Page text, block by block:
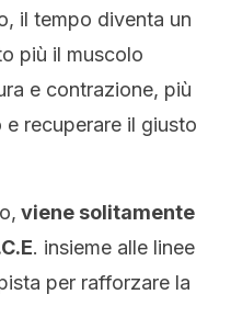
il tempo diventa un
più il muscolo
e contrazione, più
recuperare il giusto
viene solitamente
. insieme alle linee
per rafforzare la